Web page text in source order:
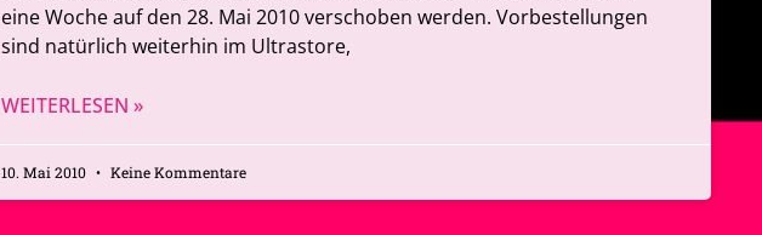
eine Woche auf den 28. Mai 2010 verschoben werden. Vorbestellungen
sind natürlich weiterhin im Ultrastore,
WEITERLESEN »
10. Mai 2010 Keine Kommentare